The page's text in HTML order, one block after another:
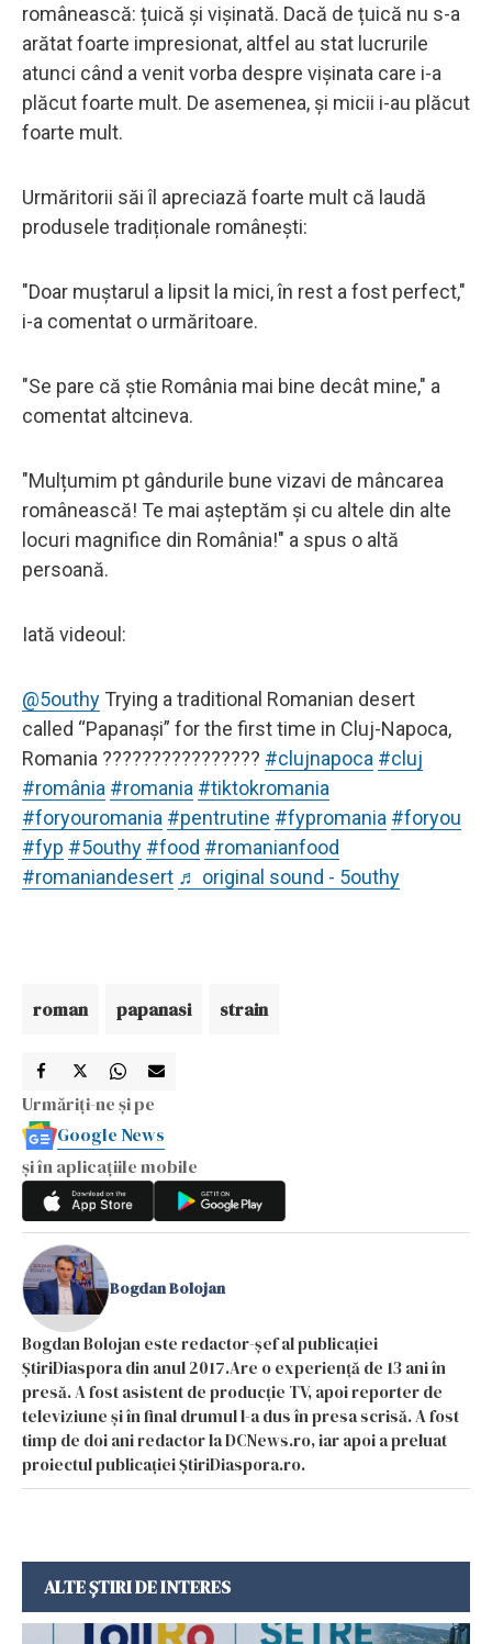
românească: țuică și vișinată. Dacă de țuică nu s-a
arătat foarte impresionat, altfel au stat lucrurile
atunci când a venit vorba despre vișinata care i-a
plăcut foarte mult. De asemenea, și micii i-au plăcut
foarte mult.
Urmăritorii săi îl apreciază foarte mult că laudă
produsele tradiționale românești:
"Doar muștarul a lipsit la mici, în rest a fost perfect,"
i-a comentat o urmăritoare.
"Se pare că știe România mai bine decât mine," a
comentat altcineva.
"Mulțumim pt gândurile bune vizavi de mâncarea
românească! Te mai așteptăm și cu altele din alte
locuri magnifice din România!" a spus o altă
persoană.
Iată videoul:
@5outhy Trying a traditional Romanian desert
called “Papanași” for the first time in Cluj-Napoca,
Romania ???????????????? #clujnapoca #cluj
#românia #romania #tiktokromania
#foryouromania #pentrutine #fypromania #foryou
#fyp #5outhy #food #romanianfood
#romaniandesert ♬ original sound - 5outhy
roman papanasi strain
Urmăriți-ne și pe
Google News
și în aplicațiile mobile
Bogdan Bolojan
Bogdan Bolojan este redactor-șef al publicației
ȘtiriDiaspora din anul 2017.Are o experiență de 13 ani în
presă. A fost asistent de producție TV, apoi reporter de
televiziune și în final drumul l-a dus în presa scrisă. A fost
timp de doi ani redactor la DCNews.ro, iar apoi a preluat
proiectul publicației ȘtiriDiaspora.ro.
ALTE ȘTIRI DE INTERES